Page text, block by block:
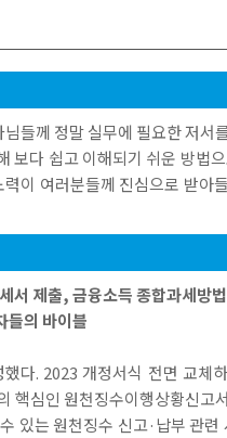
들께 정말 실무에 필요한 저
보다 쉽고 이해되기 쉬운 방법
이 여러분들께 진심으로 받아
서 제출, 금융소득 종합과세방
들의 바이블
다. 2023 개정서식 전면 교체
핵심인 원천징수이행상황신
있는 원천징수 신고·납부 관